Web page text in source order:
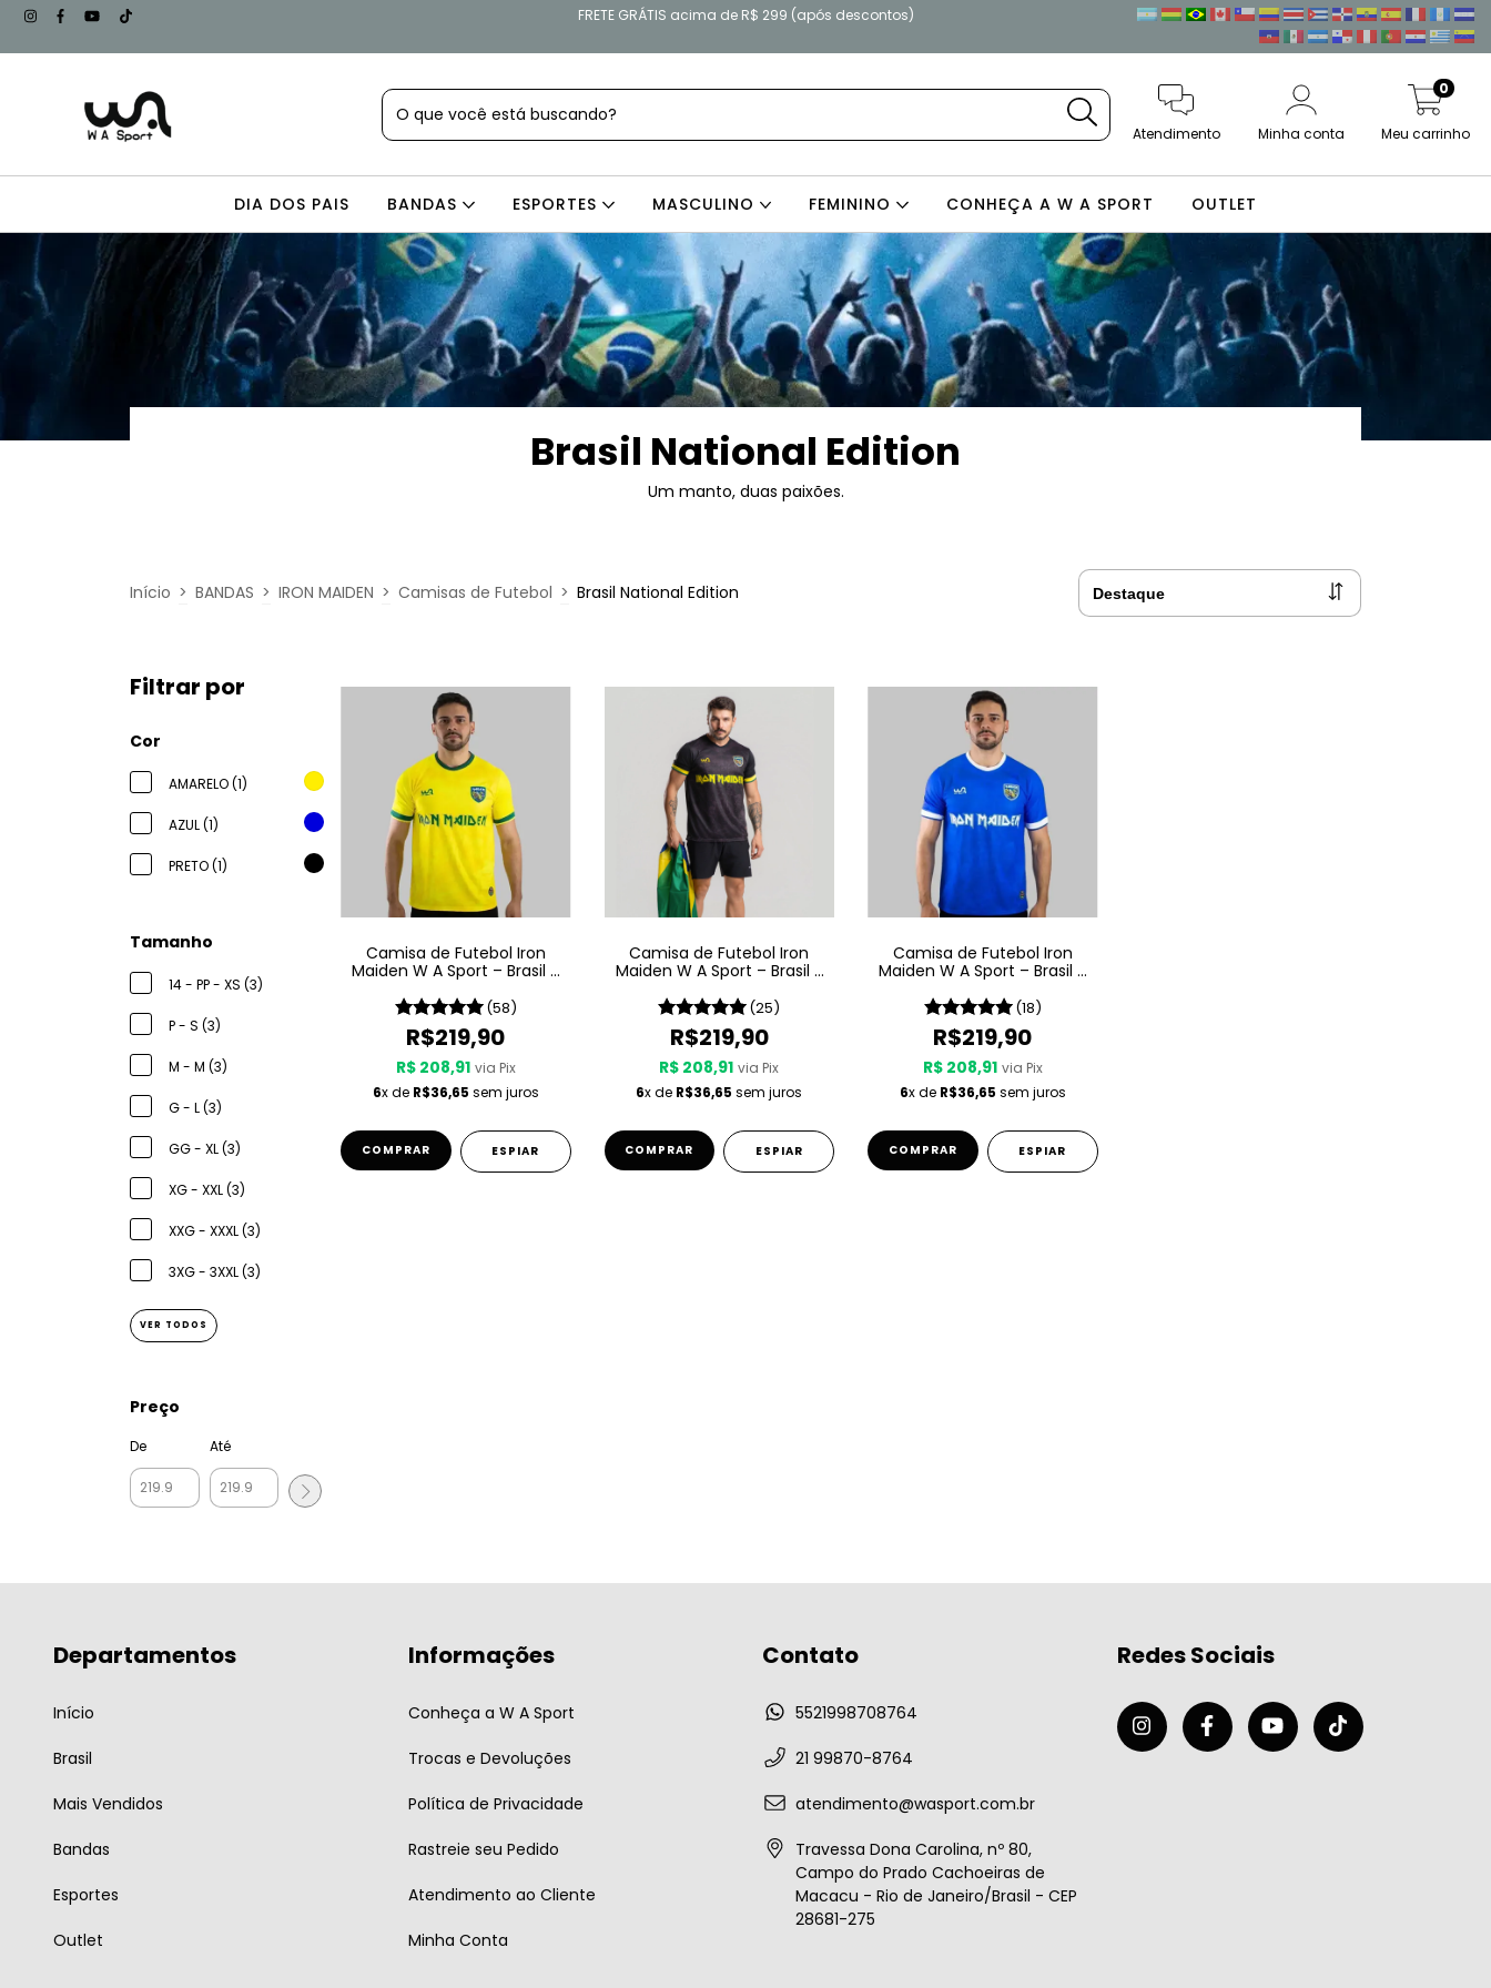
FRETE GRÁTIS acima de R$ 299 (após descontos)
Atendimento Minha conta Meu carrinho
0
DIA DOS PAIS BANDAS ESPORTES MASCULINO FEMININO CONHEÇA A W A SPORT OUTLET
Brasil National Edition
Um manto, duas paixões.
Início > BANDAS > IRON MAIDEN > Camisas de Futebol > Brasil National Edition
Filtrar por
Cor
AMARELO (1)
AZUL (1)
PRETO (1)
Tamanho
14 - PP - XS (3)
P - S (3)
M - M (3)
G - L (3)
GG - XL (3)
XG - XXL (3)
XXG - XXXL (3)
3XG - 3XXL (3)
VER TODOS
Preço
De Até
Camisa de Futebol Iron
Maiden W A Sport – Brasil -
(58)
R$219,90
R$ 208,91 via Pix
6x de R$36,65 sem juros
COMPRAR ESPIAR
Camisa de Futebol Iron
Maiden W A Sport – Brasil -
(25)
R$219,90
R$ 208,91 via Pix
6x de R$36,65 sem juros
COMPRAR ESPIAR
Camisa de Futebol Iron
Maiden W A Sport – Brasil -
(18)
R$219,90
R$ 208,91 via Pix
6x de R$36,65 sem juros
COMPRAR ESPIAR
Departamentos
Início
Brasil
Mais Vendidos
Bandas
Esportes
Outlet
Informações
Conheça a W A Sport
Trocas e Devoluções
Política de Privacidade
Rastreie seu Pedido
Atendimento ao Cliente
Minha Conta
Contato
5521998708764
21 99870-8764
atendimento@wasport.com.br
Travessa Dona Carolina, nº 80,
Campo do Prado Cachoeiras de
Macacu - Rio de Janeiro/Brasil - CEP
28681-275
Redes Sociais